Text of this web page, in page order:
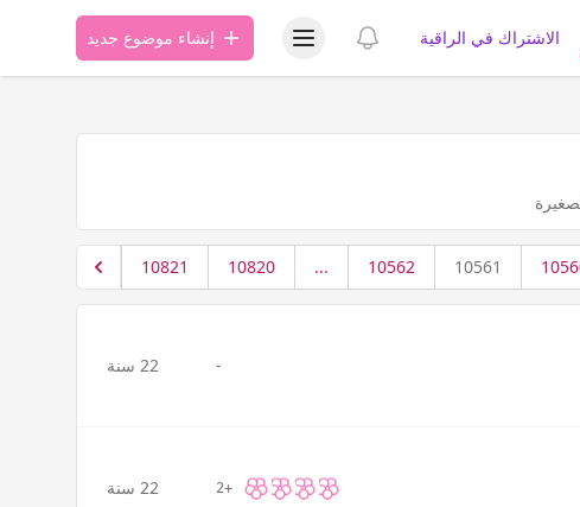
الاشتراك في الراقية عرض الإشعاراتعرض قائمة المستخدمإنشاء موضوع جديد
10561
10562
...
10820
10821
- 22 سنة
+2 22 سنة